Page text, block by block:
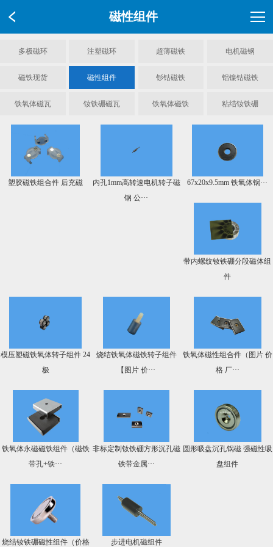
磁性组件
多极磁环 注塑磁环 超薄磁铁 电机磁钢
磁铁现货 磁性组件 钐钴磁铁 铝镍钴磁铁
铁氧体磁瓦 钕铁硼磁瓦 铁氧体磁铁 粘结钕铁硼
塑胶磁铁组合件 后充磁
内孔1mm高转速电机转子磁
钢 公···
67x20x9.5mm 铁氧体锅···
带内螺纹钕铁硼分段磁体组
件
模压塑磁铁氧体转子组件 24
极
烧结铁氧体磁铁转子组件
【图片 价···
铁氧体磁性组合件（图片 价
格 厂···
铁氧体永磁磁铁组件（磁铁
带孔+铁···
非标定制钕铁硼方形沉孔磁
铁带金属···
圆形吸盘沉孔锅磁 强磁性吸
盘组件
烧结钕铁硼磁性组件（价格 步进电机磁组件